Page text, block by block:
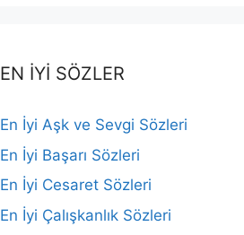
EN İYİ SÖZLER
En İyi Aşk ve Sevgi Sözleri
En İyi Başarı Sözleri
En İyi Cesaret Sözleri
En İyi Çalışkanlık Sözleri